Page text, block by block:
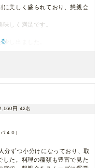
に美しく盛られており、懇親会
しく満足です。
し出ました。
会へも手軽に持参できまし
たいです！
円 42名
パ 4.0
分ずつ小分けになっており、取
した。料理の種類も豊富で見た